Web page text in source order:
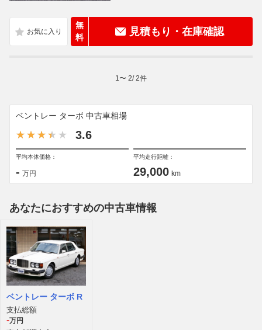
無
料
見積もり・在庫確認
1 〜 2/2件
ベントレー ターボ 中古車相場
3.6
平均本体価格：
- 万円
平均走行距離：
29,000 km
あなたにおすすめの中古車情報
ベントレー ターボ R
支払総額
-万円